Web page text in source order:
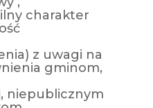
charakter
z uwagi na
gminom,
niepublicznym